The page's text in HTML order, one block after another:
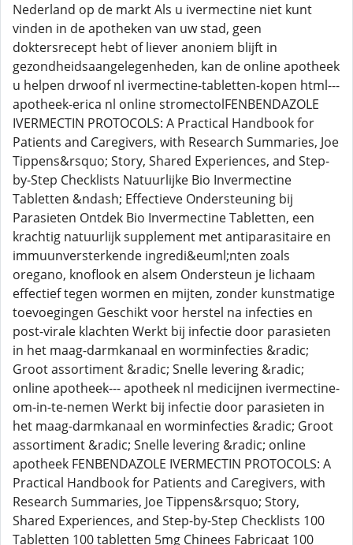
Nederland op de markt Als u ivermectine niet kunt
vinden in de apotheken van uw stad, geen
doktersrecept hebt of liever anoniem blijft in
gezondheidsaangelegenheden, kan de online apotheek
u helpen drwoof nl ivermectine-tabletten-kopen html---
apotheek-erica nl online stromectolFENBENDAZOLE
IVERMECTIN PROTOCOLS: A Practical Handbook for
Patients and Caregivers, with Research Summaries, Joe
Tippens&rsquo; Story, Shared Experiences, and Step-
by-Step Checklists Natuurlijke Bio Invermectine
Tabletten &ndash; Effectieve Ondersteuning bij
Parasieten Ontdek Bio Invermectine Tabletten, een
krachtig natuurlijk supplement met antiparasitaire en
immuunversterkende ingredi&euml;nten zoals
oregano, knoflook en alsem Ondersteun je lichaam
effectief tegen wormen en mijten, zonder kunstmatige
toevoegingen Geschikt voor herstel na infecties en
post-virale klachten Werkt bij infectie door parasieten
in het maag-darmkanaal en worminfecties &radic;
Groot assortiment &radic; Snelle levering &radic;
online apotheek--- apotheek nl medicijnen ivermectine-
om-in-te-nemen Werkt bij infectie door parasieten in
het maag-darmkanaal en worminfecties &radic; Groot
assortiment &radic; Snelle levering &radic; online
apotheek FENBENDAZOLE IVERMECTIN PROTOCOLS: A
Practical Handbook for Patients and Caregivers, with
Research Summaries, Joe Tippens&rsquo; Story,
Shared Experiences, and Step-by-Step Checklists 100
Tabletten 100 tabletten 5mg Chinees Fabricaat 100